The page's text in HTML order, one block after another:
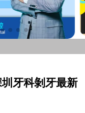
牙科剝牙最新